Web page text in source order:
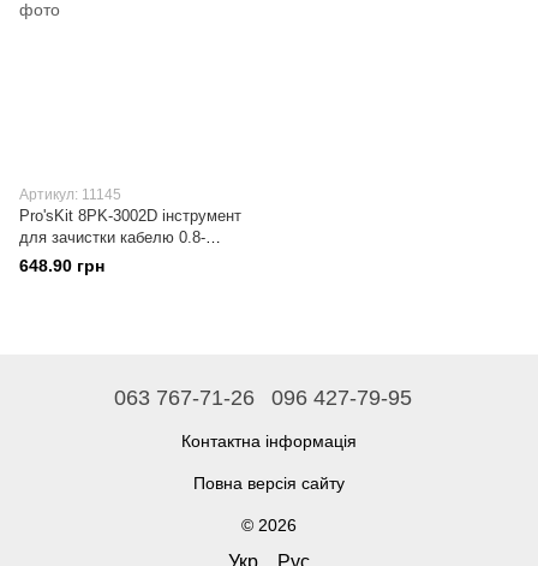
Артикул: 11145
Pro'sKit 8PK-3002D інструмент
для зачистки кабелю 0.8-
2.6mm
648.90 грн
063 767-71-26 096 427-79-95
Контактна інформація
Повна версія сайту
© 2026
Укр Рус